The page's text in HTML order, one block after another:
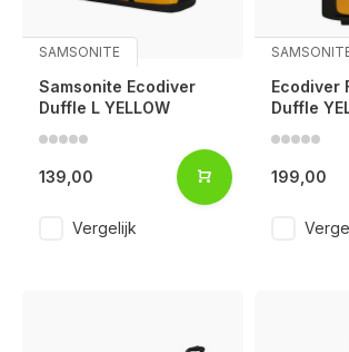
SAMSONITE
Samsonite Ecodiver
Duffle L YELLOW
139,00
Vergelijk
Ecodiver
Duffle
199,00